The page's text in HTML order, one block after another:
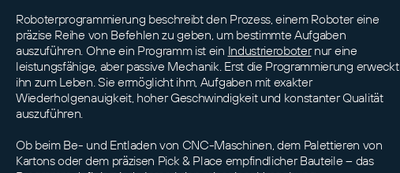
Roboterprogrammierung beschreibt den Prozess, einem Roboter eine
präzise Reihe von Befehlen zu geben, um bestimmte Aufgaben
auszuführen. Ohne ein Programm ist ein Industrieroboternur eine
leistungsfähige, aber passive Mechanik. Erst die Programmierung erweckt
ihn zum Leben. Sie ermöglicht ihm, Aufgaben mit exakter
Wiederholgenauigkeit, hoher Geschwindigkeit und konstanter Qualität
auszuführen.
Ob beim Be- und Entladen von CNC-Maschinen, dem Palettieren von
Kartons oder dem präzisen Pick & Place empfindlicher Bauteile – das